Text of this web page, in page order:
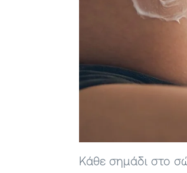
Κάθε σημάδι στο